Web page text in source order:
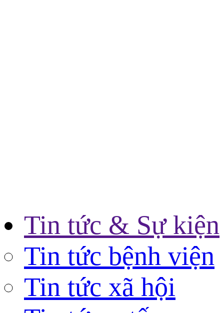
Tin tức & Sự kiện
Tin tức bệnh viện
Tin tức xã hội